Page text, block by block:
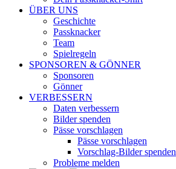
ÜBER UNS
Geschichte
Passknacker
Team
Spielregeln
SPONSOREN & GÖNNER
Sponsoren
Gönner
VERBESSERN
Daten verbessern
Bilder spenden
Pässe vorschlagen
Pässe vorschlagen
Vorschlag-Bilder spenden
Probleme melden